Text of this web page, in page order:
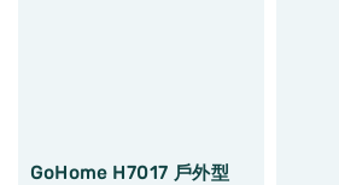
GoHome H7017 戶外型